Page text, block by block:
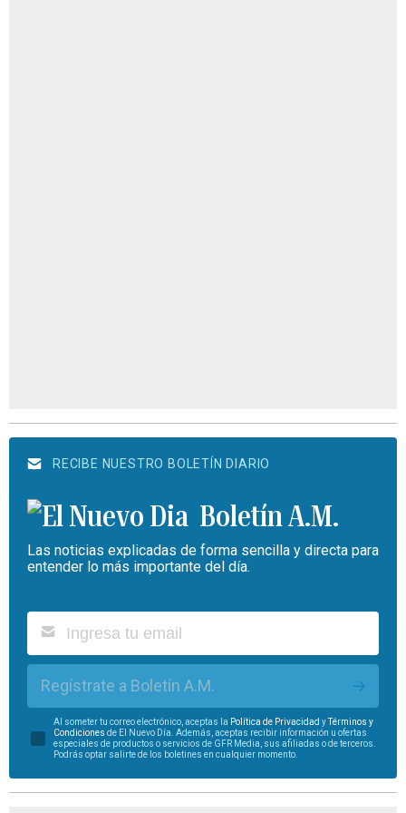
RECIBE NUESTRO BOLETÍN DIARIO
Boletín A.M.
Las noticias explicadas de forma sencilla y directa para
entender lo más importante del día.
Regístrate a Boletín A.M.
Al someter tu correo electrónico, aceptas la Política de Privacidad yTérminos y
Condiciones de El Nuevo Día. Además, aceptas recibir información u ofertas
especiales de productos o servicios de GFR Media, sus afiliadas o de terceros.
Podrás optar salirte de los boletines en cualquier momento.